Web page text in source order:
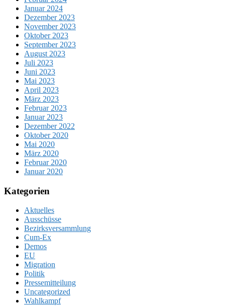
Januar 2024
Dezember 2023
November 2023
Oktober 2023
September 2023
August 2023
Juli 2023
Juni 2023
Mai 2023
April 2023
März 2023
Februar 2023
Januar 2023
Dezember 2022
Oktober 2020
Mai 2020
März 2020
Februar 2020
Januar 2020
Kategorien
Aktuelles
Ausschüsse
Bezirksversammlung
Cum-Ex
Demos
EU
Migration
Politik
Pressemitteilung
Uncategorized
Wahlkampf